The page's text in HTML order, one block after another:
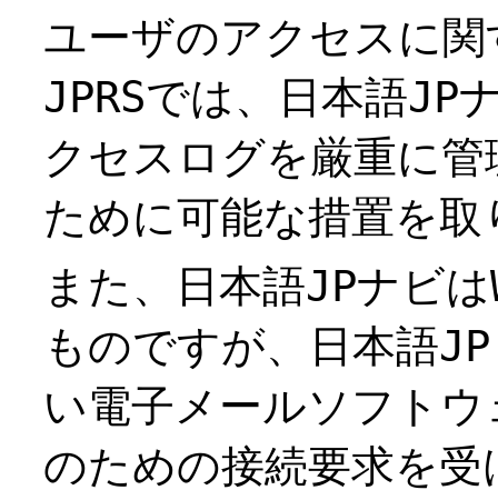
ユーザのアクセスに
JPRSでは、日本語JP
クセスログを厳重に
ために可能な措置を取
また、日本語JPナビ
ものですが、日本語
い電子メールソフト
のための接続要求を